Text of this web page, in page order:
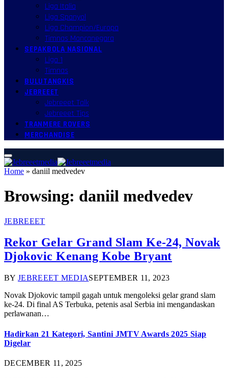
Liga Italia
Liga Spanyol
Liga Champion/Europa
Timnas Mancanegara
SEPAKBOLA NASIONAL
Liga 1
Timnas
BULUTANGKIS
JEBREEET
Jebreeet Talk
Jebreeet Tips
TRANMERE ROVERS
MERCHANDISE
Home » daniil medvedev
Browsing: daniil medvedev
JEBREEET
Rekor Gelar Grand Slam Ke-24, Novak
Djokovic Kenang Kobe Bryant
BY JEBREEET MEDIASEPTEMBER 11, 2023
Novak Djokovic tampil gagah untuk mengoleksi gelar grand slam
ke-24. Di final AS Terbuka, petenis asal Serbia ini mengandaskan
perlawanan…
Hadirkan 21 Kategori, Santini JMTV Awards 2025 Siap
Digelar
DECEMBER 11, 2025